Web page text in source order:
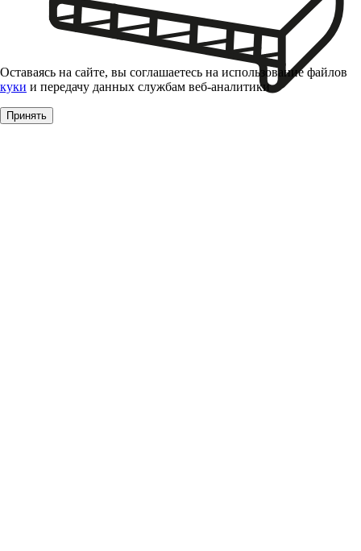
Оставаясь на сайте, вы соглашаетесь на использование файлов
куки и передачу данных службам веб-аналитики
Принять